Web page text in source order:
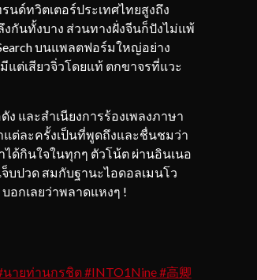
รนด์ทวิตเตอร์ประเทศไทยสูงถึง
กันทั้งบาง ส่วนทางฝั่งจีนก็ปังไม่แพ้
บนแพลตฟอร์มใหญ่อย่าง
แต่เสียวจิ่วโดยแท้ ตกขาจรที่แวะ
และสำเนียงการร้องเพลงภาษา
แต่ละครั้งเป็นที่พูดถึงและชื่นชมว่า
ด้กินใจในทุกๆ ตัวโน้ต ผ่านอินเนอ
บปวด สมกับฐานะไอดอลเมนโว
อกเลยว่าพลาดแหงๆ !
นายท่านกรชิต#INTO1Nine#高卿